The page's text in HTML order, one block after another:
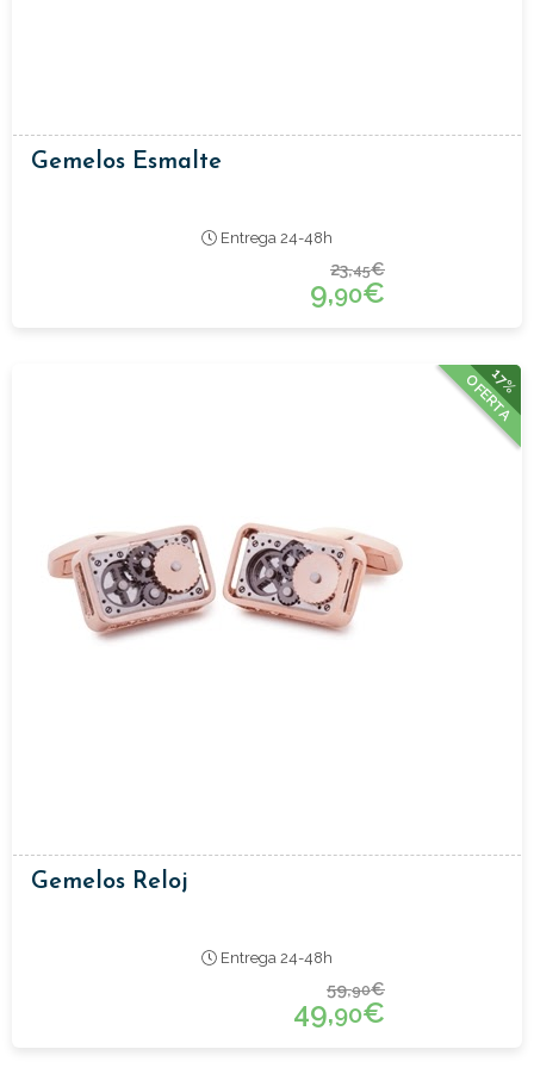
Gemelos Esmalte
Entrega 24-48h
23,45€
9,90€
17%
OFERTA
Gemelos Reloj
Entrega 24-48h
59,90€
49,90€